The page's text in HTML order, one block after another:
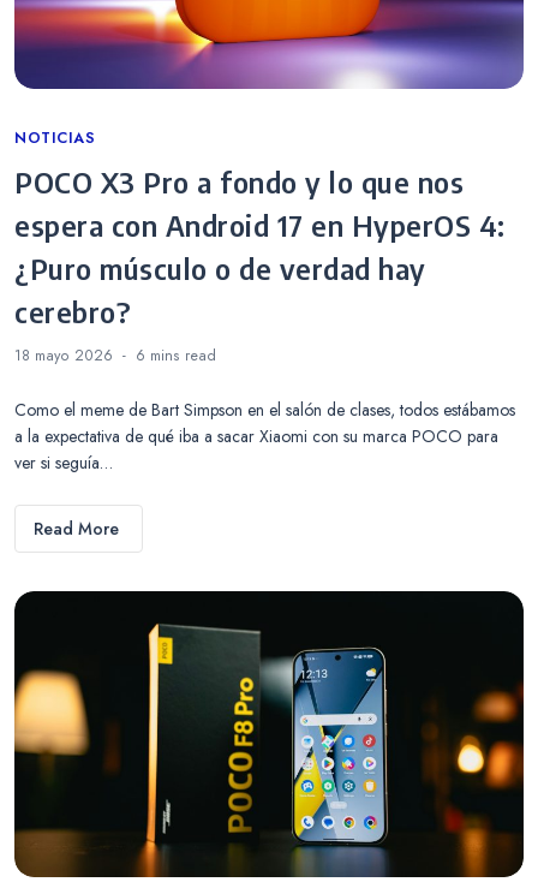
Categories
NOTICIAS
POCO X3 Pro a fondo y lo que nos
espera con Android 17 en HyperOS 4:
¿Puro músculo o de verdad hay
cerebro?
18 mayo 2026 6 mins read
Como el meme de Bart Simpson en el salón de clases, todos estábamos
a la expectativa de qué iba a sacar Xiaomi con su marca POCO para
ver si seguía…
Read More